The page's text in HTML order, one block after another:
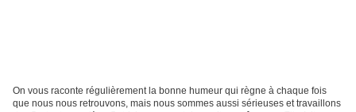
On vous raconte régulièrement la bonne humeur qui règne à chaque fois
que nous nous retrouvons, mais nous sommes aussi sérieuses et travaillons